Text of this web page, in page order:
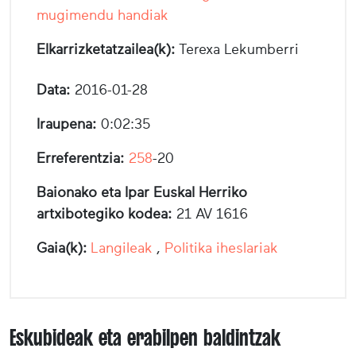
mugimendu handiak
Elkarrizketatzailea(k): Terexa Lekumberri
Data: 2016-01-28
Iraupena: 0:02:35
Erreferentzia: 258-20
Baionako eta Ipar Euskal Herriko
artxibotegiko kodea: 21 AV 1616
Gaia(k): Langileak , Politika iheslariak
Eskubideak eta erabilpen baldintzak